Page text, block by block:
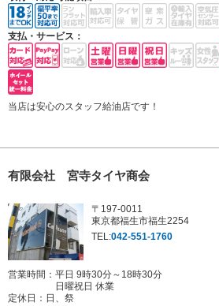
支払・サービス：
当店は安心のスタッフ給油店です！
有限会社 宮寺タイヤ商会
〒197-0011
東京都福生市福生2254
TEL:042-551-1760
営業時間：平日 9時30分～18時30分
日曜祝日 休業
定休日： 日、祭